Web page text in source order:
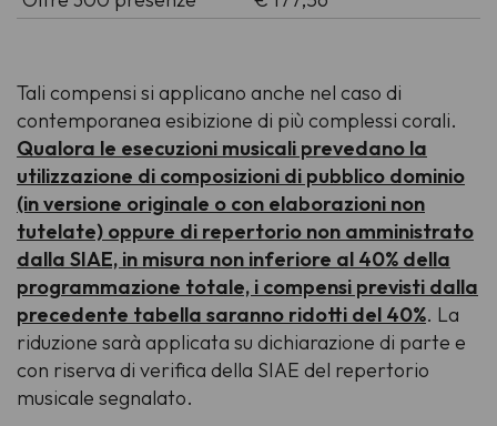
Tali compensi si applicano anche nel caso di
contemporanea esibizione di più complessi corali.
Qualora le esecuzioni musicali prevedano la
utilizzazione di composizioni di pubblico dominio
(in versione originale o con elaborazioni non
tutelate) oppure di repertorio non amministrato
dalla SIAE, in misura non inferiore al 40% della
programmazione totale, i compensi previsti dalla
precedente tabella saranno ridotti del 40%. La
riduzione sarà applicata su dichiarazione di parte e
con riserva di verifica della SIAE del repertorio
musicale segnalato.